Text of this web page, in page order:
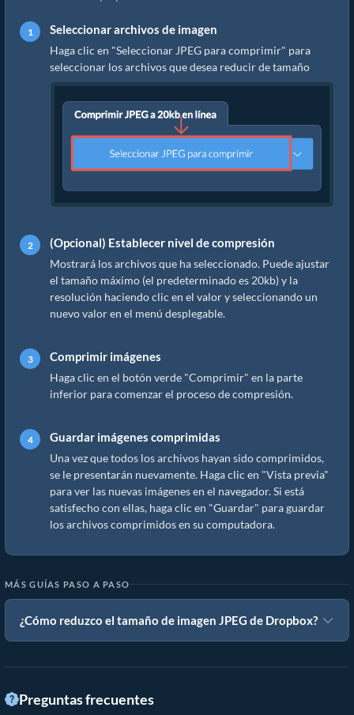
Seleccionar archivos de imagen
Haga clic en "Seleccionar JPEG para comprimir" para
seleccionar los archivos que desea reducir de tamaño
(Opcional) Establecer nivel de compresión
Mostrará los archivos que ha seleccionado. Puede ajustar
el tamaño máximo (el predeterminado es 20kb) y la
resolución haciendo clic en el valor y seleccionando un
nuevo valor en el menú desplegable.
Comprimir imágenes
Haga clic en el botón verde "Comprimir" en la parte
inferior para comenzar el proceso de compresión.
Guardar imágenes comprimidas
Una vez que todos los archivos hayan sido comprimidos,
se le presentarán nuevamente. Haga clic en "Vista previa"
para ver las nuevas imágenes en el navegador. Si está
satisfecho con ellas, haga clic en "Guardar" para guardar
los archivos comprimidos en su computadora.
MÁS GUÍAS PASO A PASO
¿Cómo reduzco el tamaño de imagen JPEG de Dropbox?
Preguntas frecuentes